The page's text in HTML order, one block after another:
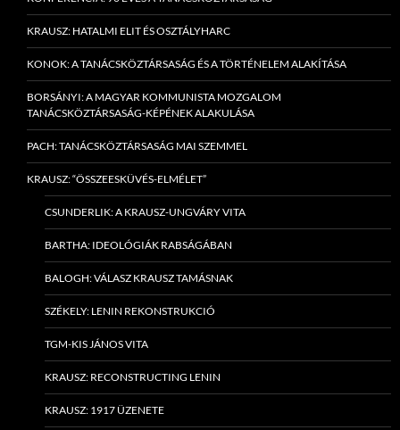
KRAUSZ: HATALMI ELIT ÉS OSZTÁLYHARC
KONOK: A TANÁCSKÖZTÁRSASÁG ÉS A TÖRTÉNELEM ALAKÍTÁSA
BORSÁNYI: A MAGYAR KOMMUNISTA MOZGALOM
TANÁCSKÖZTÁRSASÁG-KÉPÉNEK ALAKULÁSA
PACH: TANÁCSKÖZTÁRSASÁG MAI SZEMMEL
KRAUSZ: “ÖSSZEESKÜVÉS-ELMÉLET”
CSUNDERLIK: A KRAUSZ-UNGVÁRY VITA
BARTHA: IDEOLÓGIÁK RABSÁGÁBAN
BALOGH: VÁLASZ KRAUSZ TAMÁSNAK
SZÉKELY: LENIN REKONSTRUKCIÓ
TGM-KIS JÁNOS VITA
KRAUSZ: RECONSTRUCTING LENIN
KRAUSZ: 1917 ÜZENETE